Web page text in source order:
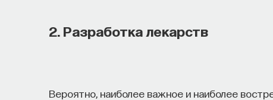
2. Разработка лекарств
Вероятно, наиболее важное и наиболее